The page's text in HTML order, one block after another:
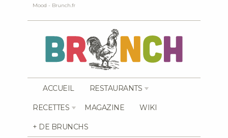
Mood - Brunch.fr
ACCUEIL RESTAURANTS
RECETTES MAGAZINE WIKI
+ DE BRUNCHS